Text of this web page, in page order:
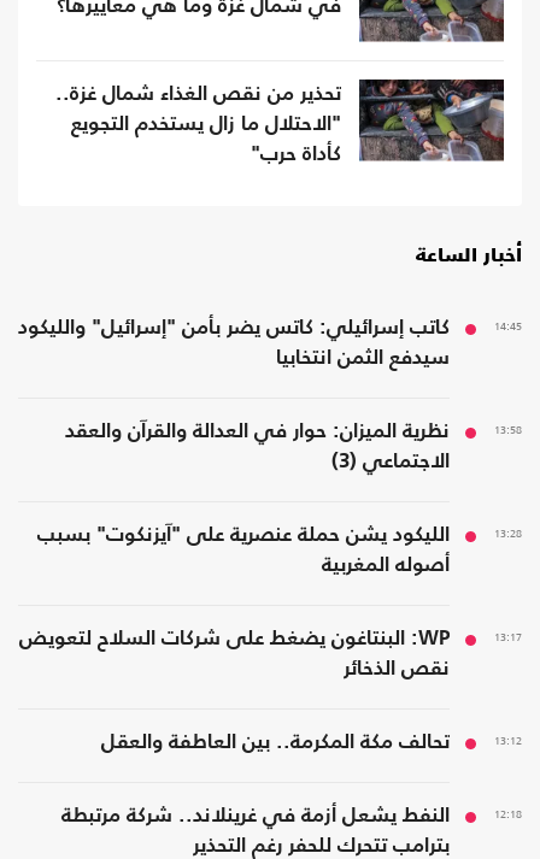
في شمال غزة وما هي معاييرها؟
تحذير من نقص الغذاء شمال غزة..
"الاحتلال ما زال يستخدم التجويع
كأداة حرب"
أخبار الساعة
14:45
كاتب إسرائيلي: كاتس يضر بأمن "إسرائيل" والليكود
سيدفع الثمن انتخابيا
13:58
نظرية الميزان: حوار في العدالة والقرآن والعقد
الاجتماعي (3)
13:28
الليكود يشن حملة عنصرية على "آيزنكوت" بسبب
أصوله المغربية
13:17
WP: البنتاغون يضغط على شركات السلاح لتعويض
نقص الذخائر
13:12 تحالف مكة المكرمة.. بين العاطفة والعقل
12:18
النفط يشعل أزمة في غرينلاند.. شركة مرتبطة
بترامب تتحرك للحفر رغم التحذير